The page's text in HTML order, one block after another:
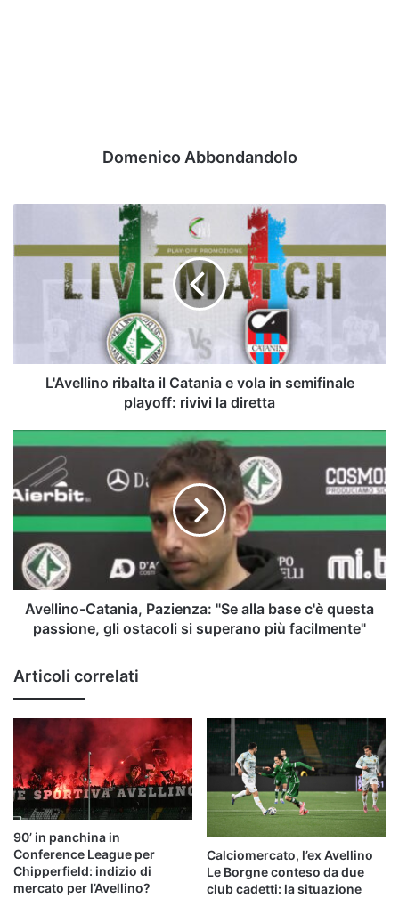
Domenico Abbondandolo
il
playoff:
rivivi la diretta
L'Avellino ribalta il Catania e vola in semifinale
playoff: rivivi la diretta
Catania,
Pazienza:
"Se
alla
base
c'è
questa
passione,
ostacoli
più
facilmente"
Avellino-Catania, Pazienza: "Se alla base c'è questa
passione, gli ostacoli si superano più facilmente"
Articoli correlati
90’ in panchina in
Conference League per
Chipperfield: indizio di
mercato per l’Avellino?
Calciomercato, l’ex Avellino
Le Borgne conteso da due
club cadetti: la situazione